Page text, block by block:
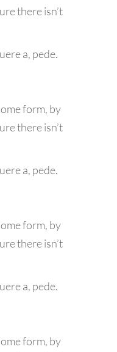
there isn’t
a, pede.
form, by
there isn’t
a, pede.
form, by
there isn’t
a, pede.
form, by